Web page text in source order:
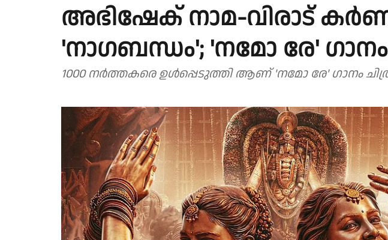
അഭിഷേക് നാമ-വിരാട് കർണ
'നാഗബന്ധം'; 'നമോ രേ' ഗാനം
1000 നർത്തകരെ ഉൾപ്പെടുത്തി ആണ് 'നമോ രേ' ഗാനം